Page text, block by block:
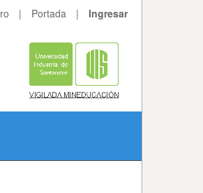
| Portada | Ingresar